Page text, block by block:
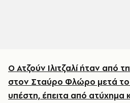
Ο Ατζούν Ιλιτζαλί ήταν από
στον Σταύρο Φλώρο μετά
υπέστη, έπειτα από ατύχημα